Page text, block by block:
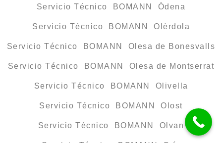
Servicio Técnico BOMANN Òdena
Servicio Técnico BOMANN Olèrdola
Servicio Técnico BOMANN Olesa de Bonesvalls
Servicio Técnico BOMANN Olesa de Montserrat
Servicio Técnico BOMANN Olivella
Servicio Técnico BOMANN Olost
Servicio Técnico BOMANN Olvan